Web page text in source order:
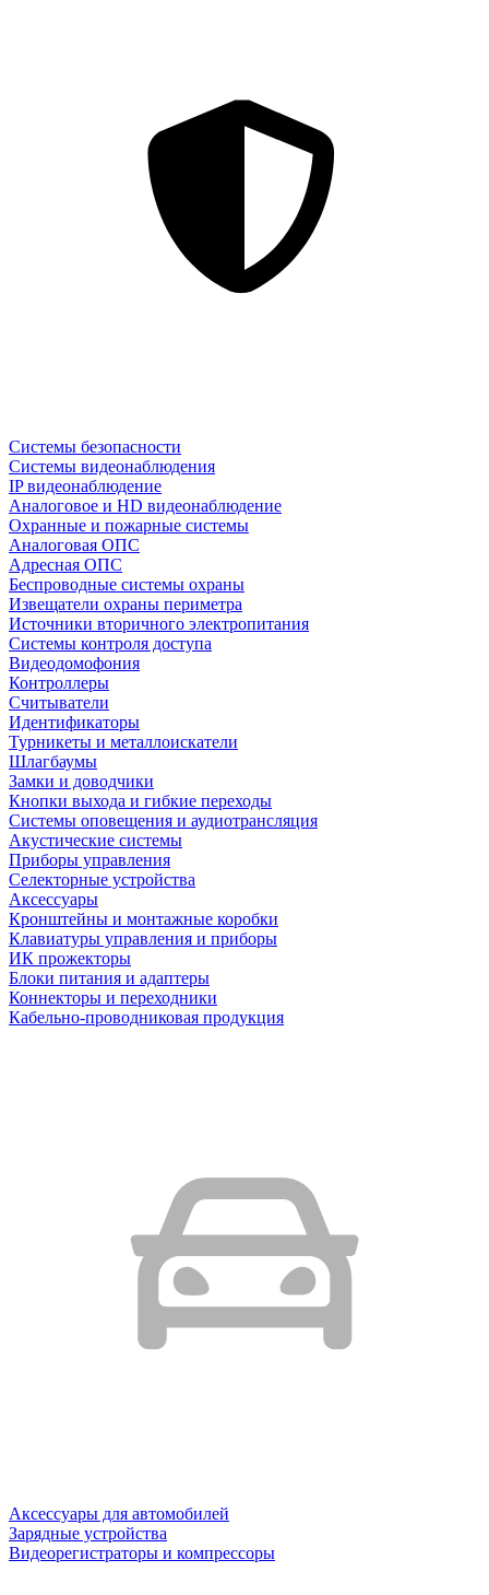
Системы безопасности
Системы видеонаблюдения
IP видеонаблюдение
Аналоговое и HD видеонаблюдение
Охранные и пожарные системы
Аналоговая ОПС
Адресная ОПС
Беспроводные системы охраны
Извещатели охраны периметра
Источники вторичного электропитания
Системы контроля доступа
Видеодомофония
Контроллеры
Считыватели
Идентификаторы
Турникеты и металлоискатели
Шлагбаумы
Замки и доводчики
Кнопки выхода и гибкие переходы
Системы оповещения и аудиотрансляция
Акустические системы
Приборы управления
Селекторные устройства
Аксессуары
Кронштейны и монтажные коробки
Клавиатуры управления и приборы
ИК прожекторы
Блоки питания и адаптеры
Коннекторы и переходники
Кабельно-проводниковая продукция
Аксессуары для автомобилей
Зарядные устройства
Видеорегистраторы и компрессоры